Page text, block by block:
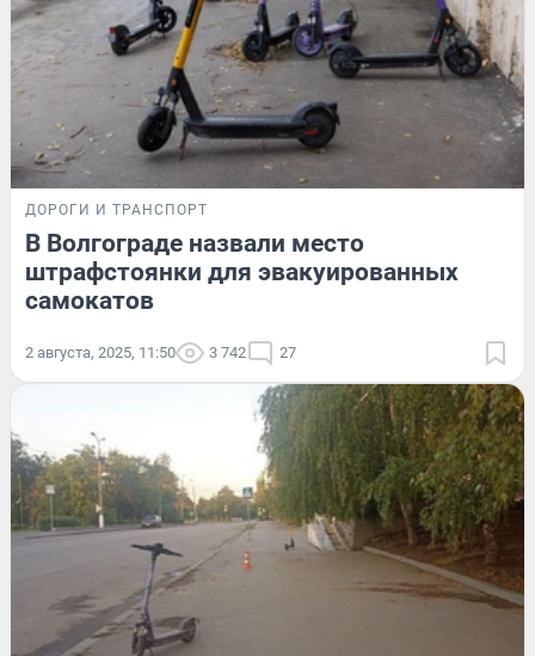
ДОРОГИ И ТРАНСПОРТ
В Волгограде назвали место
штрафстоянки для эвакуированных
самокатов
2 августа, 2025, 11:50 3 742 27